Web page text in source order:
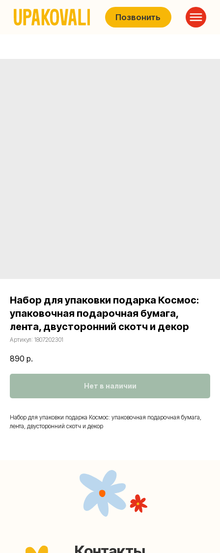
Позвонить
Набор для упаковки подарка Космос:
упаковочная подарочная бумага,
лента, двусторонний скотч и декор
Артикул: 1807202301
890 р.
Нет в наличии
Набор для упаковки подарка Космос: упаковочная подарочная бумага,
лента, двусторонний скотч и декор
Наш канал в Telegram
+7 (495) 005-03-13